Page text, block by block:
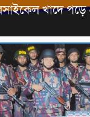
খাদে পড়ে